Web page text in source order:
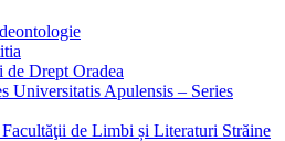
de Drept Oradea
Universitatis Apulensis – Series
de Limbi și Literaturi Străine